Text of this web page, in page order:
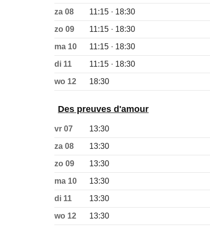
za 08 11:15 · 18:30
zo 09 11:15 · 18:30
ma 10 11:15 · 18:30
di 11 11:15 · 18:30
wo 12 18:30
Des preuves d'amour
vr 07 13:30
za 08 13:30
zo 09 13:30
ma 10 13:30
di 11 13:30
wo 12 13:30